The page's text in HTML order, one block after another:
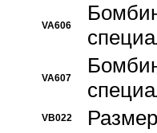
VA606
VA607
VB022